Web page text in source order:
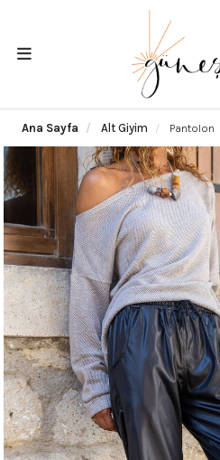
Ana Sayfa Alt Giyim Pantolon